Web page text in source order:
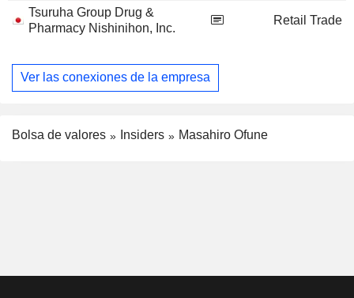
Tsuruha Group Drug &
Pharmacy Nishinihon, Inc.
Retail Trade
Ver las conexiones de la empresa
Bolsa de valores Insiders Masahiro Ofune